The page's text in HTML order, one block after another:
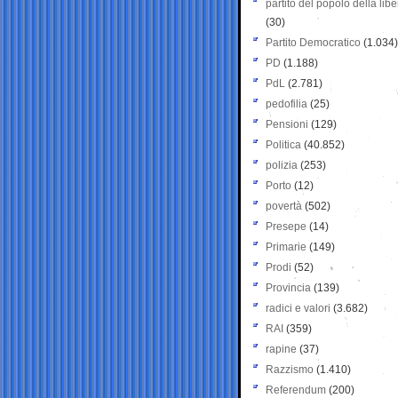
partito del popolo della
(30)
Partito Democratico (1.034)
PD (1.188)
PdL (2.781)
pedofilia (25)
Pensioni (129)
Politica (40.852)
polizia (253)
Porto (12)
povertà (502)
Presepe (14)
Primarie (149)
Prodi (52)
Provincia (139)
radici e valori (3.682)
RAI (359)
rapine (37)
Razzismo (1.410)
Referendum (200)